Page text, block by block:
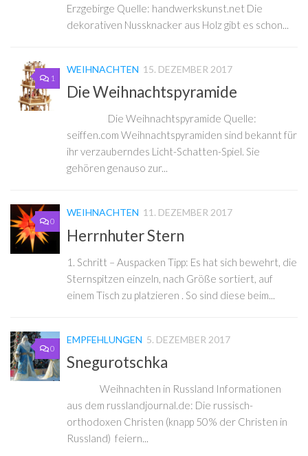
Erzgebirge Quelle: handwerkskunst.net Die
dekorativen Nussknacker aus Holz gibt es schon...
1
WEIHNACHTEN 15. DEZEMBER 2017
Die Weihnachtspyramide
Die Weihnachtspyramide Quelle:
seiffen.com Weihnachtspyramiden sind bekannt für
ihr verzauberndes Licht-Schatten-Spiel. Sie
gehören genauso zur...
0
WEIHNACHTEN 11. DEZEMBER 2017
Herrnhuter Stern
1. Schritt – Auspacken Tipp: Es hat sich bewehrt, die
Sternspitzen einzeln, nach Größe sortiert, auf
einem Tisch zu platzieren . So sind diese beim...
0
EMPFEHLUNGEN 5. DEZEMBER 2017
Snegurotschka
Weihnachten in Russland Informationen
aus dem russlandjournal.de: Die russisch-
orthodoxen Christen (knapp 50% der Christen in
Russland) feiern...